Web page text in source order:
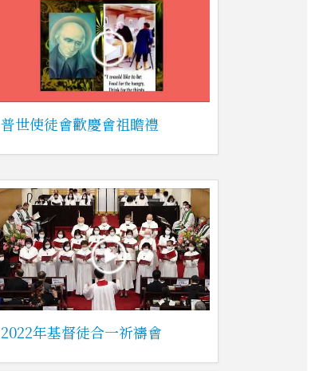
普世使徒會歡慶會祖瞻禮
2022年基督徒合一祈禱會